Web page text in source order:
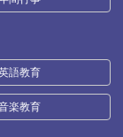
語教育
楽教育